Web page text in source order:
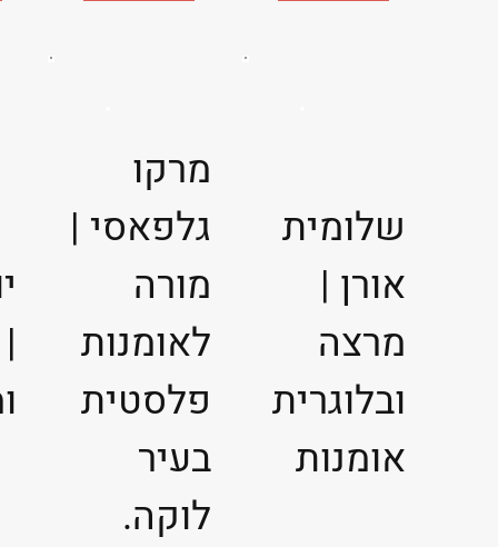
מרקו
גלפאסי |
מורה
לאומנות
פלסטית
בעיר
לוקה.
שלומית
אורן |
מרצה
ובלוגרית
אומנות